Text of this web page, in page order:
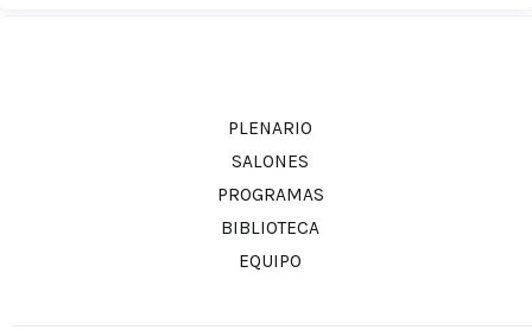
PLENARIO
SALONES
PROGRAMAS
BIBLIOTECA
EQUIPO